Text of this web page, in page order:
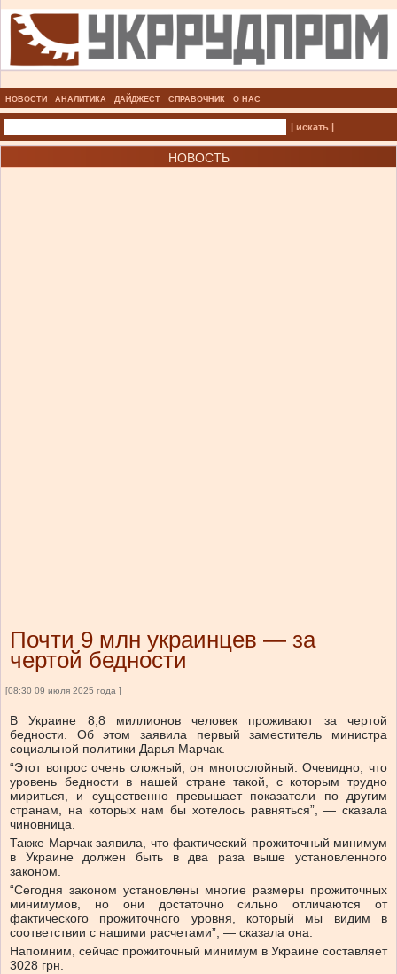
НОВОСТИ АНАЛИТИКА ДАЙДЖЕСТ СПРАВОЧНИК О НАС
| искать |
НОВОСТЬ
Почти 9 млн украинцев — за
чертой бедности
[08:30 09 июля 2025 года ]
В Украине 8,8 миллионов человек проживают за чертой
бедности. Об этом заявила первый заместитель министра
социальной политики Дарья Марчак.
“Этот вопрос очень сложный, он многослойный. Очевидно, что
уровень бедности в нашей стране такой, с которым трудно
мириться, и существенно превышает показатели по другим
странам, на которых нам бы хотелось равняться”, — сказала
чиновница.
Также Марчак заявила, что фактический прожиточный минимум
в Украине должен быть в два раза выше установленного
законом.
“Сегодня законом установлены многие размеры прожиточных
минимумов, но они достаточно сильно отличаются от
фактического прожиточного уровня, который мы видим в
соответствии с нашими расчетами”, — сказала она.
Напомним, сейчас прожиточный минимум в Украине составляет
3028 грн.